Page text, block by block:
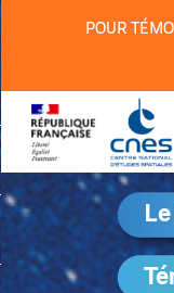
Panneau de gestion des cookies
POUR